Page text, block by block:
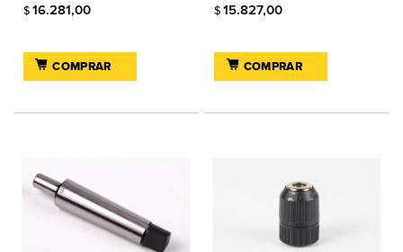
$ 16.281,00
COMPRAR
$15.827,00
COMPRAR